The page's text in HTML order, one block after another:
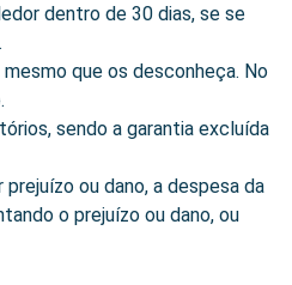
dentro de 30 dias, se se
que os desconheça. No
sendo a garantia excluída
ou dano, a despesa da
o prejuízo ou dano, ou